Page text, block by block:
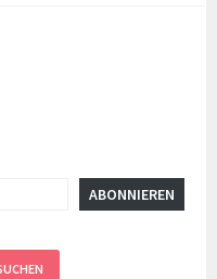
ABONNIEREN